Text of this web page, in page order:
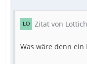
Zitat von Lottich
Was wäre denn ein